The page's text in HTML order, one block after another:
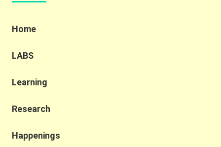
耕，香港蔬菜自給率就可以由現時嘅2%，提升至
大有可能！ 由此推論，就算我哋未能做到100%自給
能完全解鎖本地農業生產嘅潛能。 你又對提高本地食
https://www.youtube.com/watch?v=eVuMNRoH4p4
#SustainableAgriculture #RuralSustainability #HKU
#CCSG
Home
LABS
Learning
Research
Happenings